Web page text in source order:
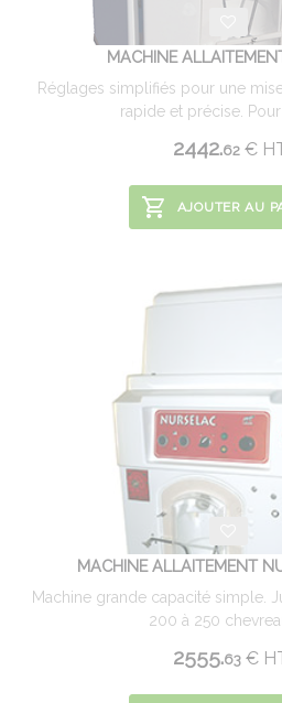
MACHINE
Réglages simplifiés pour une
rapide et précise. Pour
2442.62 €
AJOUTER AU
MACHINE ALLAITEMENT
Machine grande capacité simple.
200 à 250
2555.63 €